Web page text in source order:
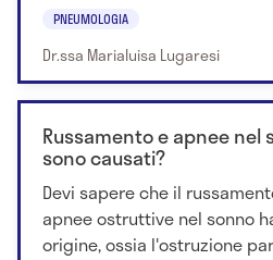
PNEUMOLOGIA
Dr.ssa Marialuisa Lugaresi
Russamento e apnee nel
sono causati?
Devi sapere che il
apnee ostruttive nel sonno
origine, ossia l'ostruzione